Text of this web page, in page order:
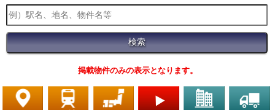
掲載物件のみの表示となります。